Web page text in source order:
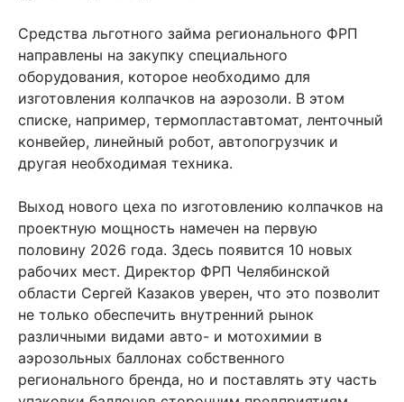
Средства льготного займа регионального ФРП
направлены на закупку специального
оборудования, которое необходимо для
изготовления колпачков на аэрозоли. В этом
списке, например, термопластавтомат, ленточный
конвейер, линейный робот, автопогрузчик и
другая необходимая техника.
Выход нового цеха по изготовлению колпачков на
проектную мощность намечен на первую
половину 2026 года. Здесь появится 10 новых
рабочих мест. Директор ФРП Челябинской
области Сергей Казаков уверен, что это позволит
не только обеспечить внутренний рынок
различными видами авто- и мотохимии в
аэрозольных баллонах собственного
регионального бренда, но и поставлять эту часть